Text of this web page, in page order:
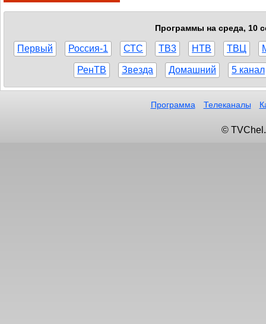
Программы на среда, 10
Первый Россия-1 СТС ТВ3 НТВ ТВЦ
РенТВ Звезда Домашний 5 канал
Программа Телеканалы
©